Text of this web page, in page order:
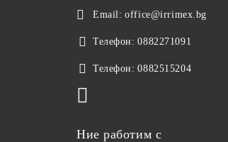
Email: office@irrimex.bg
Телефон: 0882271091
Телефон: 0882515204
Ние работим с